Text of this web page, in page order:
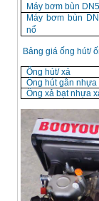
Máy bơm bùn
Máy bơm bùn
nổ
Bảng giá ống hút/
Ống hút/ xả
Ống hút gân nhựa
Ống xả bạt nhựa